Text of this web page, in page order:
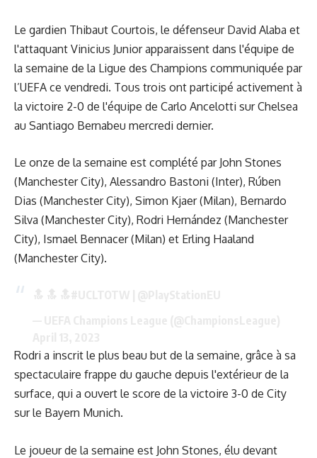
Le gardien Thibaut Courtois, le défenseur David Alaba et
l'attaquant Vinicius Junior apparaissent dans l'équipe de
la semaine de la Ligue des Champions communiquée par
l’UEFA ce vendredi. Tous trois ont participé activement à
la victoire 2-0 de l'équipe de Carlo Ancelotti sur Chelsea
au Santiago Bernabeu mercredi dernier.
Le onze de la semaine est complété par John Stones
(Manchester City), Alessandro Bastoni (Inter), Rúben
Dias (Manchester City), Simon Kjaer (Milan), Bernardo
Silva (Manchester City), Rodri Hernández (Manchester
City), Ismael Bennacer (Milan) et Erling Haaland
(Manchester City).
Rodri a inscrit le plus beau but de la semaine, grâce à sa
spectaculaire frappe du gauche depuis l'extérieur de la
surface, qui a ouvert le score de la victoire 3-0 de City
sur le Bayern Munich.
Le joueur de la semaine est John Stones, élu devant